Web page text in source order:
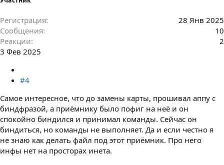
Регистрация
28 Янв 2025
Сообщения
10
Реакции
2
3 Фев 2025
#4
Самое интересное, что до замены карты, прошивал аппу с
биндфразой, а приёмнику было пофиг на неё и он
спокойно биндился и принимал команды. Сейчас он
биндиться, но команды не выполняет. Да и если честно я
не знаю как делать файл под этот приёмник. Про него
инфы нет на просторах инета.